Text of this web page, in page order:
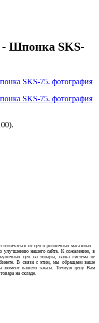
- Шпонка SKS-
отличаться от цен в розничных магазинах.
улучшению нашего сайта. К сожалению, в
цен на товары, наша система не
В связи с этим, мы обращаем ваше
момент вашего заказа. Точную цену Вам
на складе.